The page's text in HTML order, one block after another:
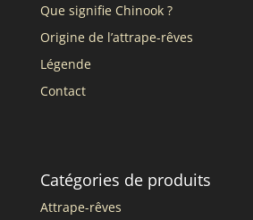
Que signifie Chinook ?
Origine de l’attrape-rêves
Légende
Contact
Catégories de produits
Attrape-rêves